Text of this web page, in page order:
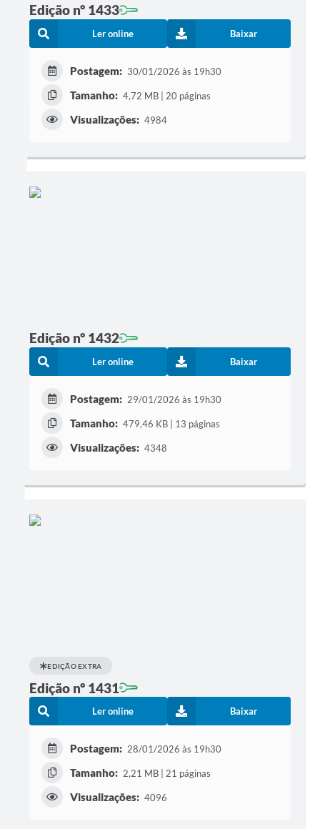
Edição nº 1433
Ler online Baixar
Postagem: 30/01/2026 às 19h30
Tamanho: 4,72 MB | 20 páginas
Visualizações: 4984
Edição nº 1432
Ler online Baixar
Postagem: 29/01/2026 às 19h30
Tamanho: 479,46 KB | 13 páginas
Visualizações: 4348
EDIÇÃO EXTRA
Edição nº 1431
Ler online Baixar
Postagem: 28/01/2026 às 19h30
Tamanho: 2,21 MB | 21 páginas
Visualizações: 4096